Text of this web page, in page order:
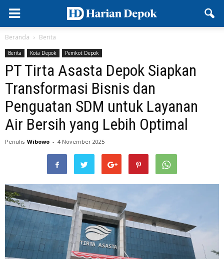
Beranda Berita
Berita Kota Depok Pemkot Depok
PT Tirta Asasta Depok Siapkan
Transformasi Bisnis dan
Penguatan SDM untuk Layanan
Air Bersih yang Lebih Optimal
Penulis Wibowo - 4 November 2025